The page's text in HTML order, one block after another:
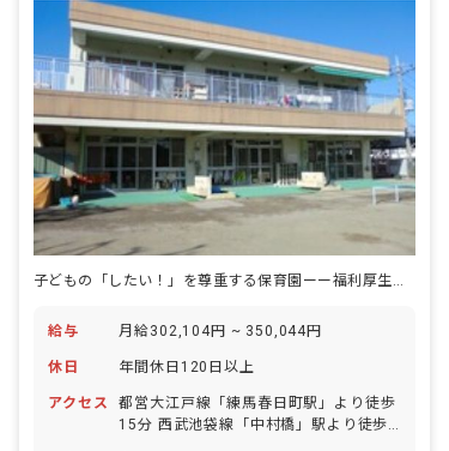
子どもの「したい！」を尊重する保育園ーー福利厚生も充実で働きやすさ◎
給与 月給302,104円 ~ 350,044円
休日 年間休日120日以上
アクセス
都営大江戸線「練馬春日町駅」より徒歩
15分 西武池袋線「中村橋」駅より徒歩